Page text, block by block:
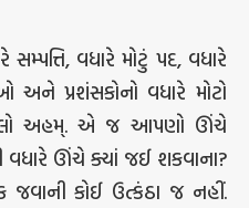
વધારે મોટું પદ, વધારે
અને પ્રશંસકોનો વધારે મોટો
અહમ્. એ જ આપણો ઊંચે
ઊંચે ક્યાં જઈ શકવાના?
જવાની કોઈ ઉત્કંઠા જ નહીં.